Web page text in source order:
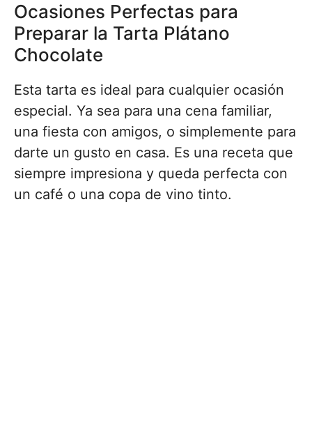
Ocasiones Perfectas para
Preparar la Tarta Plátano
Chocolate
Esta tarta es ideal para cualquier ocasión
especial. Ya sea para una cena familiar,
una fiesta con amigos, o simplemente para
darte un gusto en casa. Es una receta que
siempre impresiona y queda perfecta con
un café o una copa de vino tinto.